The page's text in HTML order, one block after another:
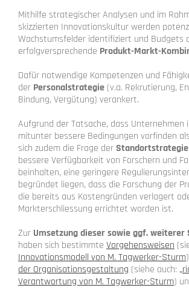
Mithilfe strategischer Analysen und im
skizzierten Innovationskultur werden
Wachstumsfelder identifiziert und Budgets
erfolgversprechende Produkt-Markt-
Dafür notwendige Kompetenzen und
der Personalstrategie (v.a. Rekrutierung,
Bindung, Vergütung) verankert.
Aufgrund der Tatsache, dass Unternehmen
mitunter bessere Bedingungen vorfinden
sich zudem die Frage derStandortstrategie
bessere Verfügbarkeit von Forschern und
beinhalten, eine geringere
begründet liegen, dass die Forschung der
die bereits aus Kostengründen verlagert
Markterschliessung errichtet worden ist.
Zur Umsetzung dieser sowie ggf. weiterer
haben sich bestimmte Vorgehensweisen
Innovationsmodell von M. Tagwerker-Sturm
der Organisationsgestaltung (siehe auch:
Verantwortung von M. Tagwerker-Sturm)